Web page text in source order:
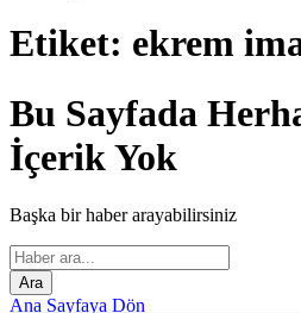
Etiket: ekrem
Bu Sayfada
İçerik Yok
Başka bir haber arayabilirsiniz
Search
for:
Ana Sayfaya Dön